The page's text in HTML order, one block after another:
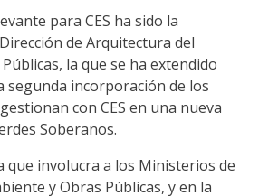
para CES ha sido la
de Arquitectura del
la que se ha extendido
segunda incorporación de los
con CES en una nueva
Soberanos.
que involucra a los Ministerios de
y Obras Públicas, y en la